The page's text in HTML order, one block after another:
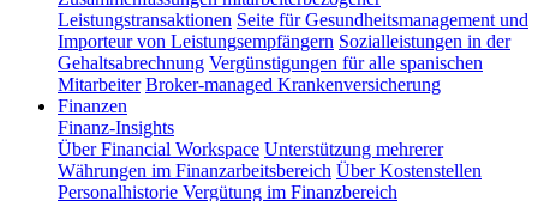
Leistungstransaktionen Seite für Gesundheitsmanagement und
Importeur von Leistungsempfängern Sozialleistungen in der
Gehaltsabrechnung Vergünstigungen für alle spanischen
Mitarbeiter Broker-managed Krankenversicherung
Finanzen
Finanz-Insights
Über Financial Workspace Unterstützung mehrerer
Währungen im Finanzarbeitsbereich Über Kostenstellen
Personalhistorie Vergütung im Finanzbereich